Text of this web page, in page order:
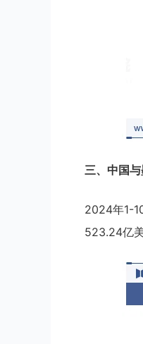
三、中国
2024年1-
523.24亿美